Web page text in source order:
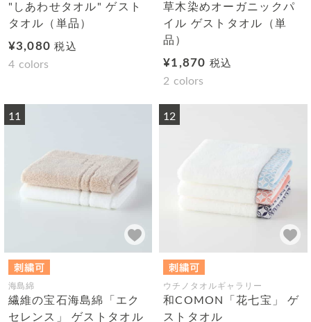
"しあわせタオル" ゲスト
タオル（単品）
¥3,080税込
4 colors
草木染めオーガニックパ
イル ゲストタオル（単
品）
¥1,870 税込
2 colors
11
海島綿
繊維の宝石海島綿「エク
セレンス」 ゲストタオル
12
ウチノタオルギャラリー
和COMON「花七宝」 ゲ
ストタオル